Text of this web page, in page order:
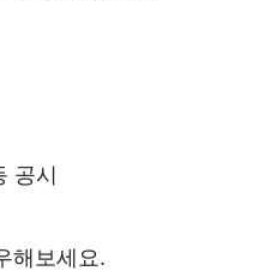
공시
해보세요.